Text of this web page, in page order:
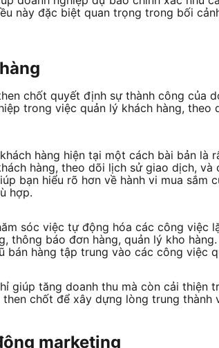
này đặc biệt quan trọng trong bối
chốt quyết định sự thành công của
trong việc quản lý khách hàng, theo
hàng hiện tại một cách bài bản là
hàng, theo dõi lịch sử giao dịch, và
bạn hiểu rõ hơn về hành vi mua sắm
hợp.
sóc việc tự động hóa các công việc
thông báo đơn hàng, quản lý kho
bán hàng tập trung vào các công việc
giúp tăng doanh thu mà còn cải thiện
chốt để xây dựng lòng trung thành
marketing